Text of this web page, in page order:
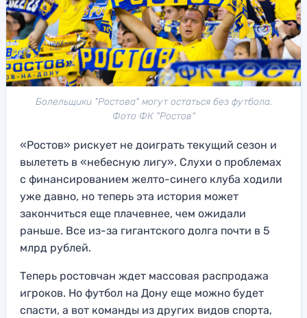
Болельщики "Ростова" могут остаться без футбола.
Фото ФК "Ростов"
«Ростов» рискует не доиграть текущий сезон и
вылететь в «небесную лигу». Слухи о проблемах
с финансированием желто-синего клуба ходили
уже давно, но теперь эта история может
закончиться еще плачевнее, чем ожидали
раньше. Все из-за гигантского долга почти в 5
млрд рублей.
Теперь ростовчан ждет массовая распродажа
игроков. Но футбол на Дону еще можно будет
спасти, а вот команды из других видов спорта,